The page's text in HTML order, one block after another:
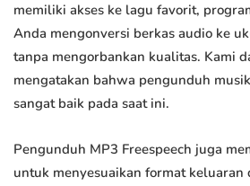
memiliki akses ke lagu favorit,
Anda mengonversi berkas audio ke
tanpa mengorbankan kualitas. Kami
mengatakan bahwa pengunduh
sangat baik pada saat ini.
Pengunduh MP3 Freespeech juga
untuk menyesuaikan format keluaran